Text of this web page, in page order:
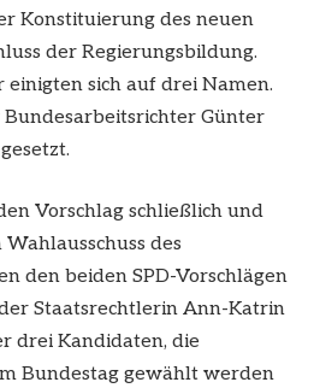
Konstituierung des neuen
der Regierungsbildung.
einigten sich auf drei Namen.
Günter
Vorschlag schließlich und
des
den beiden SPD-Vorschlägen
Staatsrechtlerin Ann-Katrin
drei Kandidaten, die
Bundestag gewählt werden